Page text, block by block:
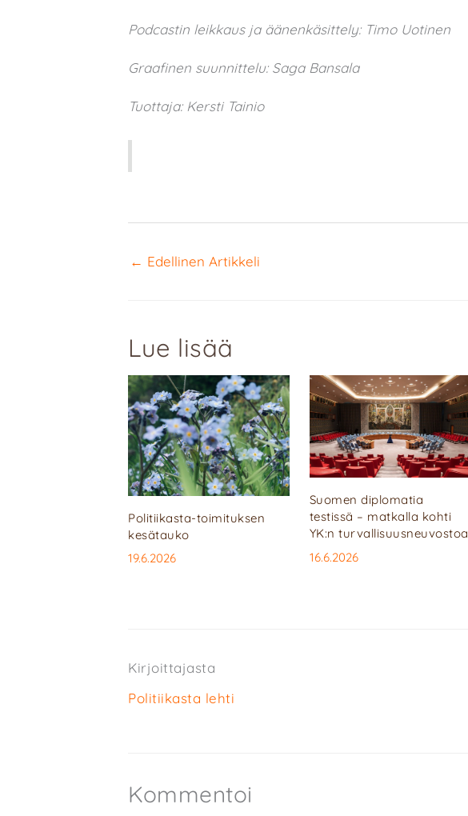
Podcastin leikkaus ja äänenkäsittely: Timo Uotinen
Graafinen suunnittelu: Saga Bansala
Tuottaja: Kersti Tainio
← Edellinen Artikkeli
Lue lisää
Politiikasta-toimituksen
kesätauko
19.6.2026
Suomen diplomatia
testissä – matkalla kohti
YK:n turvallisuusneuvostoa
16.6.2026
Kirjoittajasta
Politiikasta lehti
Kommentoi